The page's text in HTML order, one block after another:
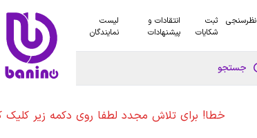
نظرسنجی
ثبت
شکایات
انتقادات و
پیشنهادات
لیست
نمایندگان
جستجو
خطا! برای تلاش مجدد لطفا روی دکمه زیر کلیک